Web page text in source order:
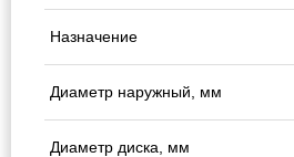
Назначение
Диаметр наружный, мм
Диаметр диска, мм